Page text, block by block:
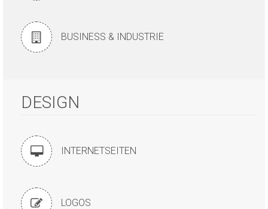
BUSINESS & INDUSTRIE
DESIGN
INTERNETSEITEN
LOGOS